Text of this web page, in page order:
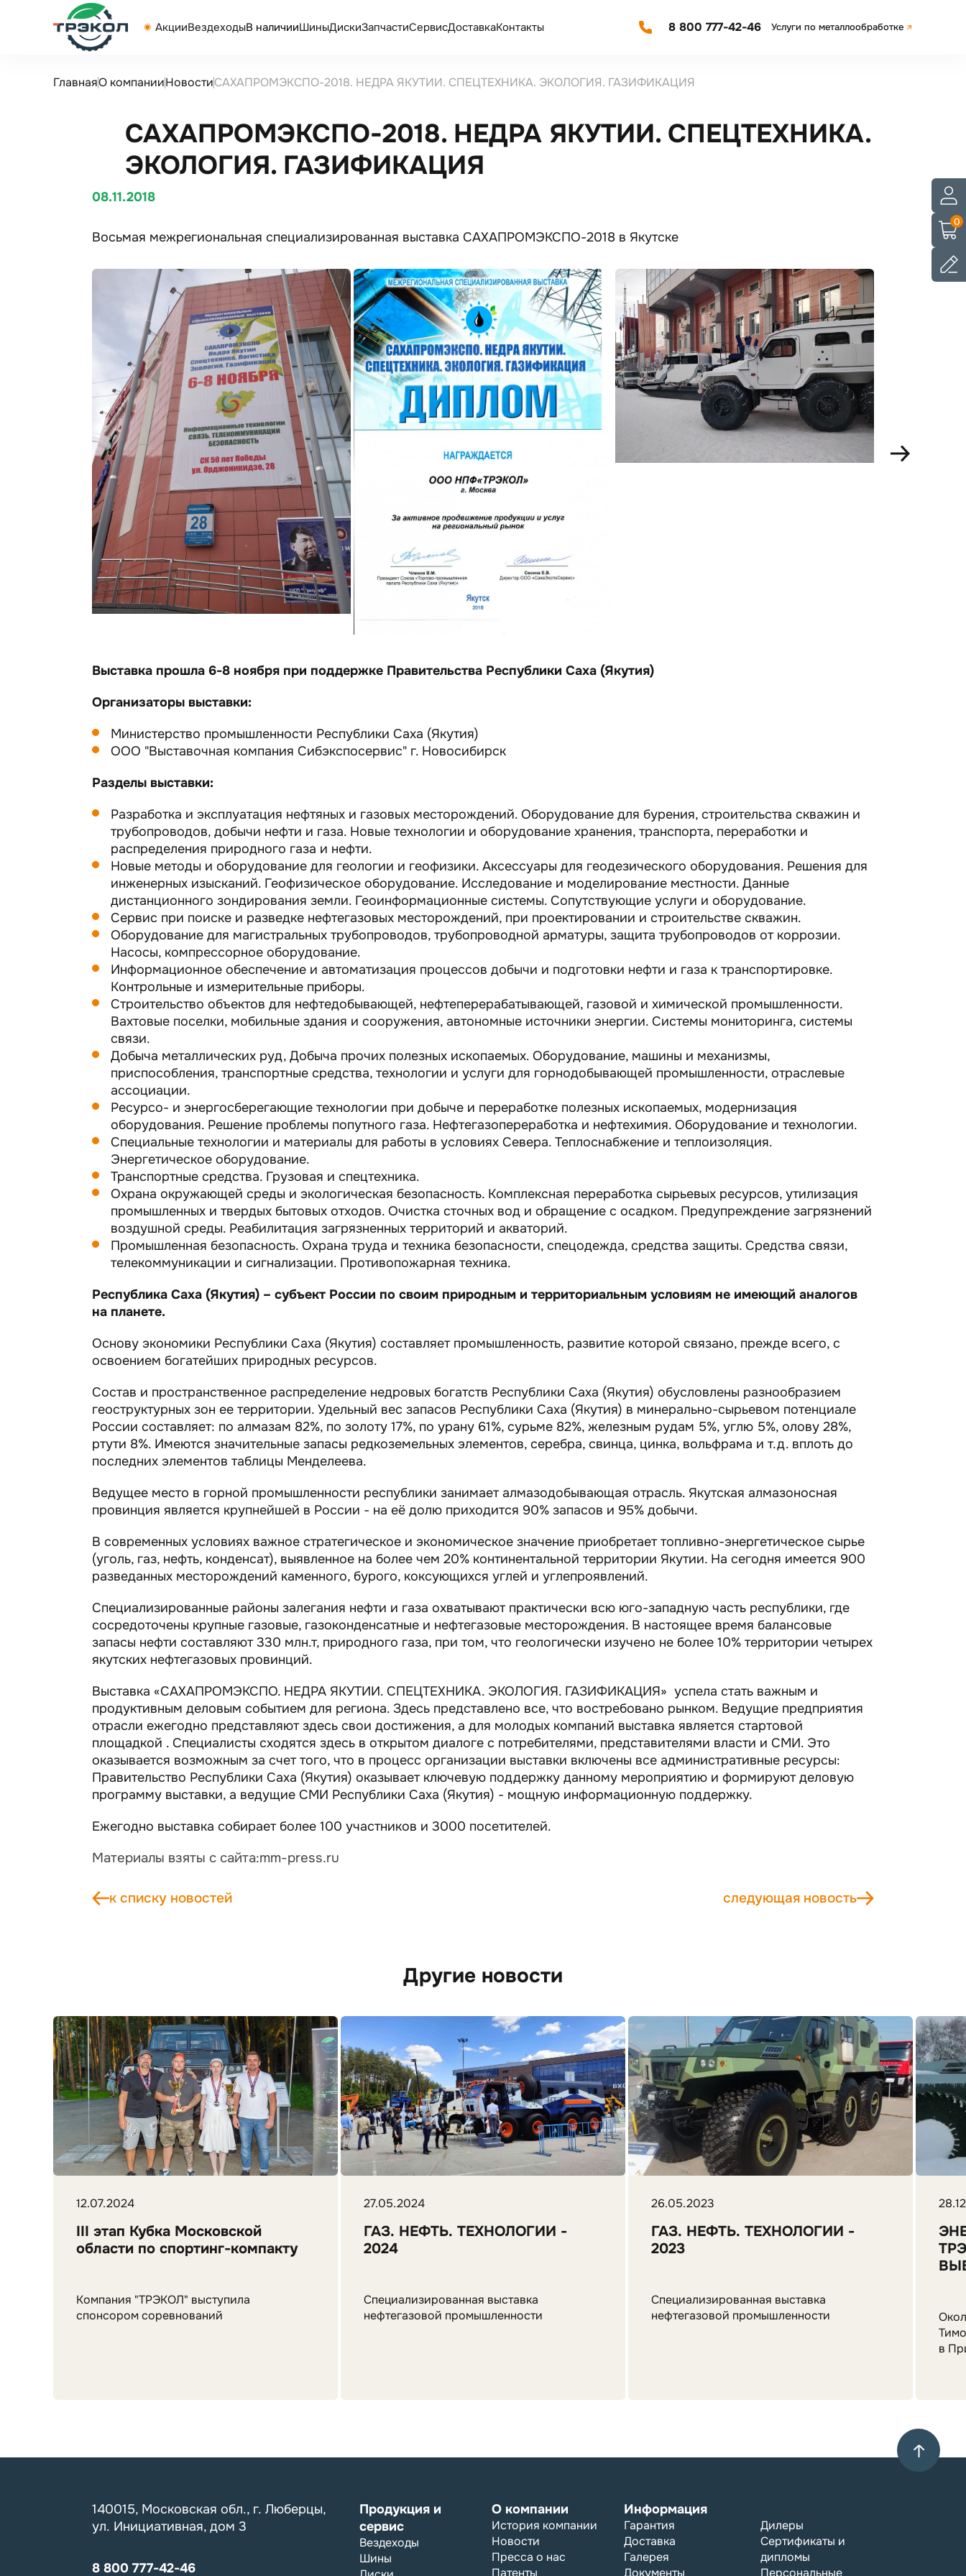
АкцииВездеходыВ наличииШиныДискиЗапчастиСервисДоставкаКонтакты 8 800 777-42-46 Услуги по металлообработке
0
ГлавнаяО компанииНовостиСАХАПРОМЭКСПО-2018. НЕДРА ЯКУТИИ. СПЕЦТЕХНИКА. ЭКОЛОГИЯ. ГАЗИФИКАЦИЯ
САХАПРОМЭКСПО-2018. НЕДРА ЯКУТИИ. СПЕЦТЕХНИКА.
ЭКОЛОГИЯ. ГАЗИФИКАЦИЯ
08.11.2018
Восьмая межрегиональная специализированная выставка САХАПРОМЭКСПО-2018 в Якутске
Выставка прошла 6-8 ноября при поддержке Правительства Республики Саха (Якутия)
Организаторы выставки:
Министерство промышленности Республики Саха (Якутия)
ООО "Выставочная компания Сибэкспосервис" г. Новосибирск
Разделы выставки:
Разработка и эксплуатация нефтяных и газовых месторождений. Оборудование для бурения, строительства скважин и
трубопроводов, добычи нефти и газа. Новые технологии и оборудование хранения, транспорта, переработки и
распределения природного газа и нефти.
Новые методы и оборудование для геологии и геофизики. Аксессуары для геодезического оборудования. Решения для
инженерных изысканий. Геофизическое оборудование. Исследование и моделирование местности. Данные
дистанционного зондирования земли. Геоинформационные системы. Сопутствующие услуги и оборудование.
Сервис при поиске и разведке нефтегазовых месторождений, при проектировании и строительстве скважин.
Оборудование для магистральных трубопроводов, трубопроводной арматуры, защита трубопроводов от коррозии.
Насосы, компрессорное оборудование.
Информационное обеспечение и автоматизация процессов добычи и подготовки нефти и газа к транспортировке.
Контрольные и измерительные приборы.
Строительство объектов для нефтедобывающей, нефтеперерабатывающей, газовой и химической промышленности.
Вахтовые поселки, мобильные здания и сооружения, автономные источники энергии. Системы мониторинга, системы
связи.
Добыча металлических руд, Добыча прочих полезных ископаемых. Оборудование, машины и механизмы,
приспособления, транспортные средства, технологии и услуги для горнодобывающей промышленности, отраслевые
ассоциации.
Ресурсо- и энергосберегающие технологии при добыче и переработке полезных ископаемых, модернизация
оборудования. Решение проблемы попутного газа. Нефтегазопереработка и нефтехимия. Оборудование и технологии.
Специальные технологии и материалы для работы в условиях Севера. Теплоснабжение и теплоизоляция.
Энергетическое оборудование.
Транспортные средства. Грузовая и спецтехника.
Охрана окружающей среды и экологическая безопасность. Комплексная переработка сырьевых ресурсов, утилизация
промышленных и твердых бытовых отходов. Очистка сточных вод и обращение с осадком. Предупреждение загрязнений
воздушной среды. Реабилитация загрязненных территорий и акваторий.
Промышленная безопасность. Охрана труда и техника безопасности, спецодежда, средства защиты. Средства связи,
телекоммуникации и сигнализации. Противопожарная техника.
Республика Саха (Якутия) – субъект России по своим природным и территориальным условиям не имеющий аналогов
на планете.
Основу экономики Республики Саха (Якутия) составляет промышленность, развитие которой связано, прежде всего, с
освоением богатейших природных ресурсов.
Состав и пространственное распределение недровых богатств Республики Саха (Якутия) обусловлены разнообразием
геоструктурных зон ее территории. Удельный вес запасов Республики Саха (Якутия) в минерально-сырьевом потенциале
России составляет: по алмазам 82%, по золоту 17%, по урану 61%, сурьме 82%, железным рудам 5%, углю 5%, олову 28%,
ртути 8%. Имеются значительные запасы редкоземельных элементов, серебра, свинца, цинка, вольфрама и т.д. вплоть до
последних элементов таблицы Менделеева.
Ведущее место в горной промышленности республики занимает алмазодобывающая отрасль. Якутская алмазоносная
провинция является крупнейшей в России - на её долю приходится 90% запасов и 95% добычи.
В современных условиях важное стратегическое и экономическое значение приобретает топливно-энергетическое сырье
(уголь, газ, нефть, конденсат), выявленное на более чем 20% континентальной территории Якутии. На сегодня имеется 900
разведанных месторождений каменного, бурого, коксующихся углей и углепроявлений.
Специализированные районы залегания нефти и газа охватывают практически всю юго-западную часть республики, где
сосредоточены крупные газовые, газоконденсатные и нефтегазовые месторождения. В настоящее время балансовые
запасы нефти составляют 330 млн.т, природного газа, при том, что геологически изучено не более 10% территории четырех
якутских нефтегазовых провинций.
Выставка «САХАПРОМЭКСПО. НЕДРА ЯКУТИИ. СПЕЦТЕХНИКА. ЭКОЛОГИЯ. ГАЗИФИКАЦИЯ» успела стать важным и
продуктивным деловым событием для региона. Здесь представлено все, что востребовано рынком. Ведущие предприятия
отрасли ежегодно представляют здесь свои достижения, а для молодых компаний выставка является стартовой
площадкой . Специалисты сходятся здесь в открытом диалоге с потребителями, представителями власти и СМИ. Это
оказывается возможным за счет того, что в процесс организации выставки включены все административные ресурсы:
Правительство Республики Саха (Якутия) оказывает ключевую поддержку данному мероприятию и формируют деловую
программу выставки, а ведущие СМИ Республики Саха (Якутия) - мощную информационную поддержку.
Ежегодно выставка собирает более 100 участников и 3000 посетителей.
Материалы взяты с сайта:mm-press.ru
к списку новостей следующая новость
Другие новости
12.07.2024
III этап Кубка Московской
области по спортинг-компакту
Компания "ТРЭКОЛ" выступила
спонсором соревнований
27.05.2024
ГАЗ. НЕФТЬ. ТЕХНОЛОГИИ -
2024
Специализированная выставка
нефтегазовой промышленности
26.05.2023
ГАЗ. НЕФТЬ. ТЕХНОЛОГИИ -
2023
Специализированная выставка
нефтегазовой промышленности
в
140015, Московская обл., г. Люберцы,
ул. Инициативная, дом 3
8 800 777-42-46
Продукция и
сервис
Вездеходы
Шины
О компании
История компании
Новости
Пресса о нас
Патенты
Информация
Гарантия
Доставка
Галерея
Документы
Дилеры
Сертификаты и
дипломы
Персональные